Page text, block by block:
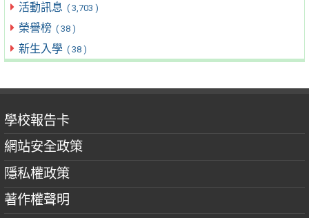
活動訊息 ( 3,703 )
榮譽榜 ( 38 )
新生入學 ( 38 )
學校報告卡
網站安全政策
隱私權政策
著作權聲明